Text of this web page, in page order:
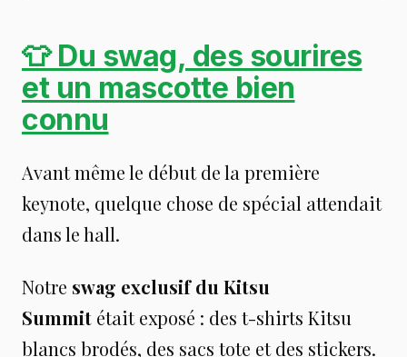
👕 Du swag, des sourires
et un mascotte bien
connu
Avant même le début de la première
keynote, quelque chose de spécial attendait
dans le hall.
Notre swag exclusif du Kitsu
Summit était exposé : des t-shirts Kitsu
blancs brodés, des sacs tote et des stickers.